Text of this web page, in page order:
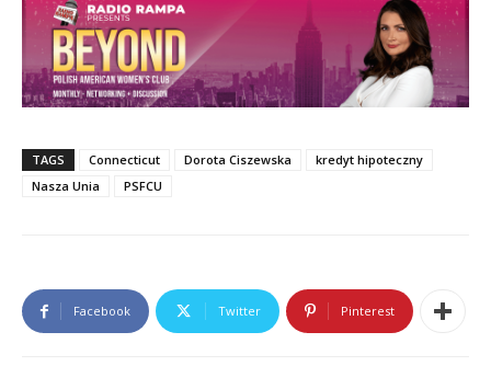
TAGS Connecticut Dorota Ciszewska
kredyt hipoteczny
Nasza Unia
PSFCU
Facebook Twitter Pinterest